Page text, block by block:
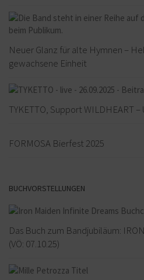
Neuer Glanz für alte Hymnen –
gewachsene Einheit
TYKETTO, Support WILDHEART
FORMOSA Bierfest 2025
BUCHVORSTELLUNGEN
Das Buch zum Bandjubiläum:
(VÖ: 07.10.25)